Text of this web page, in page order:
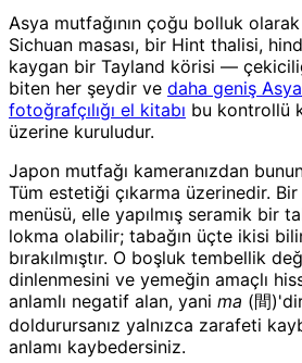
Asya mutfağının çoğu bolluk
Sichuan masası, bir Hint thalisi,
kaygan bir Tayland körisi —
biten her şeydir ve daha geniş
fotoğrafçılığı el kitabı bu kontrollü
üzerine kuruludur.
Japon mutfağı kameranızdan
Tüm estetiği çıkarma üzerinedir. Bir
menüsü, elle yapılmış seramik bir
lokma olabilir; tabağın üçte ikisi
bırakılmıştır. O boşluk tembellik
dinlenmesini ve yemeğin amaçlı
anlamlı negatif alan, yani ma (間
doldurursanız yalnızca zarafeti
anlamı kaybedersiniz.